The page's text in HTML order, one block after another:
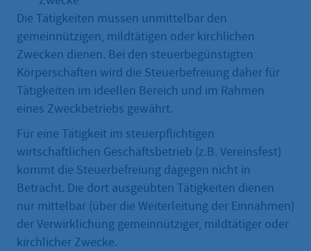
Die Tätigkeiten müssen unmittelbar den
gemeinnützigen, mildtätigen oder kirchlichen
Zwecken dienen. Bei den steuerbegünstigten
Körperschaften wird die Steuerbefreiung daher für
Tätigkeiten im ideellen Bereich und im Rahmen
eines Zweckbetriebs gewährt.
Für eine Tätigkeit im steuerpflichtigen
wirtschaftlichen Geschäftsbetrieb (z.B. Vereinsfest)
kommt die Steuerbefreiung dagegen nicht in
Betracht. Die dort ausgeübten Tätigkeiten dienen
nur mittelbar (über die Weiterleitung der Einnahmen)
der Verwirklichung gemeinnütziger, mildtätiger oder
kirchlicher Zwecke.